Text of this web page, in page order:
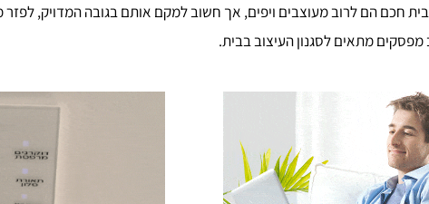
חכם הם לרוב מעוצבים ויפים, אך חשוב למקם אותם בגובה המדויק,
מפסקים מתאים לסגנון העיצוב בבית.